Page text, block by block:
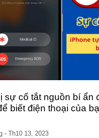
sự cố tắt nguồn bí ẩn
biết điện thoại của
- Th10 13, 2023